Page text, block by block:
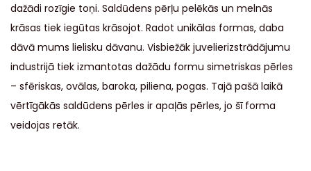
dažādi rozīgie toņi. Saldūdens pērļu pelēkās un melnās
krāsas tiek iegūtas krāsojot. Radot unikālas formas, daba
dāvā mums lielisku dāvanu. Visbiežāk juvelierizstrādājumu
industrijā tiek izmantotas dažādu formu simetriskas pērles
– sfēriskas, ovālas, baroka, piliena, pogas. Tajā pašā laikā
vērtīgākās saldūdens pērles ir apaļās pērles, jo šī forma
veidojas retāk.